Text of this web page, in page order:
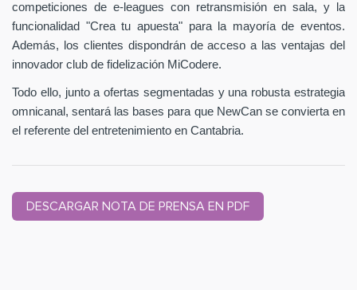
competiciones de e-leagues con retransmisión en sala, y la
funcionalidad "Crea tu apuesta" para la mayoría de eventos.
Además, los clientes dispondrán de acceso a las ventajas del
innovador club de fidelización MiCodere.
Todo ello, junto a ofertas segmentadas y una robusta estrategia
omnicanal, sentará las bases para que NewCan se convierta en
el referente del entretenimiento en Cantabria.
DESCARGAR NOTA DE PRENSA EN PDF